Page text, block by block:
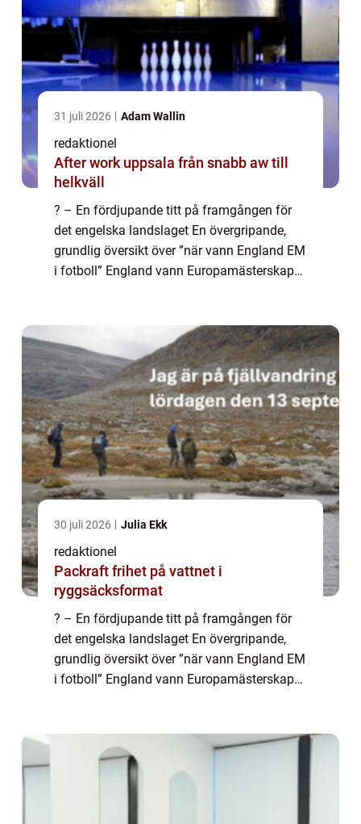
31 juli 2026 Adam Wallin
redaktionel
After work uppsala från snabb aw till
helkväll
? – En fördjupande titt på framgången för
det engelska landslaget En övergripande,
grundlig översikt över ”när vann England EM
i fotboll” England vann Europamästerskapet
30 juli 2026 Julia Ekk
redaktionel
Packraft frihet på vattnet i
ryggsäcksformat
? – En fördjupande titt på framgången för
det engelska landslaget En övergripande,
grundlig översikt över ”när vann England EM
i fotboll” England vann Europamästerskapet